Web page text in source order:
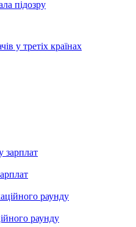
підозру
у третіх країнах
раунду